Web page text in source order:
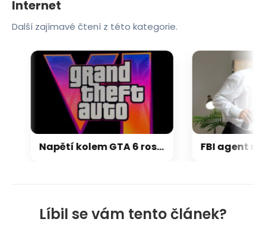
Líbil se vám tento článek?
Internet
Další zajímavé čtení z této kategorie.
Napětí kolem GTA 6 roste. Srpen může přinést třetí trailer i první gameplay